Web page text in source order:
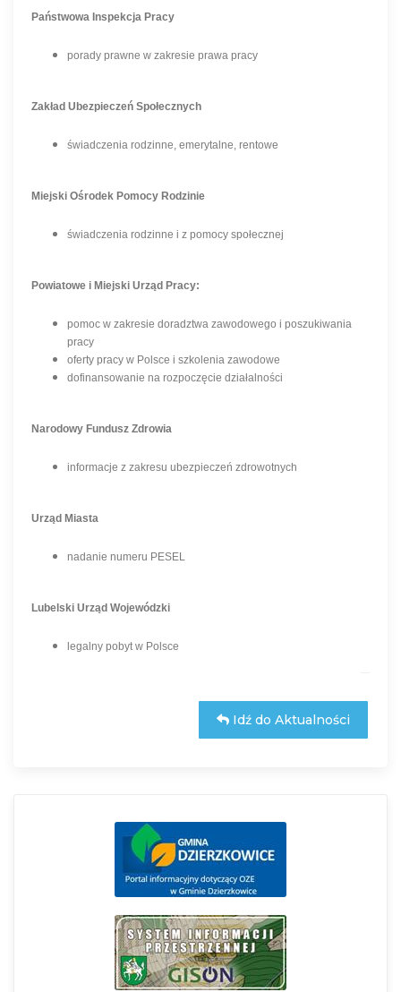
Państwowa Inspekcja Pracy
porady prawne w zakresie prawa pracy
Zakład Ubezpieczeń Społecznych
świadczenia rodzinne, emerytalne, rentowe
Miejski Ośrodek Pomocy Rodzinie
świadczenia rodzinne i z pomocy społecznej
Powiatowe i Miejski Urząd Pracy:
pomoc w zakresie doradztwa zawodowego i poszukiwania
pracy
oferty pracy w Polsce i szkolenia zawodowe
dofinansowanie na rozpoczęcie działalności
Narodowy Fundusz Zdrowia
informacje z zakresu ubezpieczeń zdrowotnych
Urząd Miasta
nadanie numeru PESEL
Lubelski Urząd Wojewódzki
legalny pobyt w Polsce
Idź do Aktualności